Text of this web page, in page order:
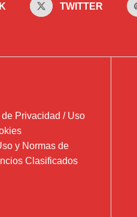
TWITTER
Privacidad / Uso
y Normas de
Clasificados